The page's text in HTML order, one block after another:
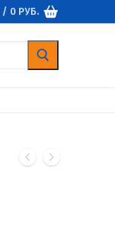
/ 0 РУБ.